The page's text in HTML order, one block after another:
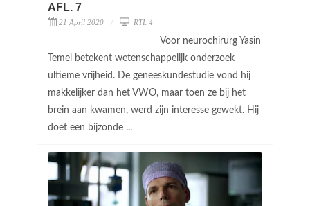
AFL. 7
21 April 2020 RTL 4
Voor neurochirurg Yasin
Temel betekent wetenschappelijk onderzoek
ultieme vrijheid. De geneeskundestudie vond hij
makkelijker dan het VWO, maar toen ze bij het
brein aan kwamen, werd zijn interesse gewekt. Hij
doet een bijzonde ...